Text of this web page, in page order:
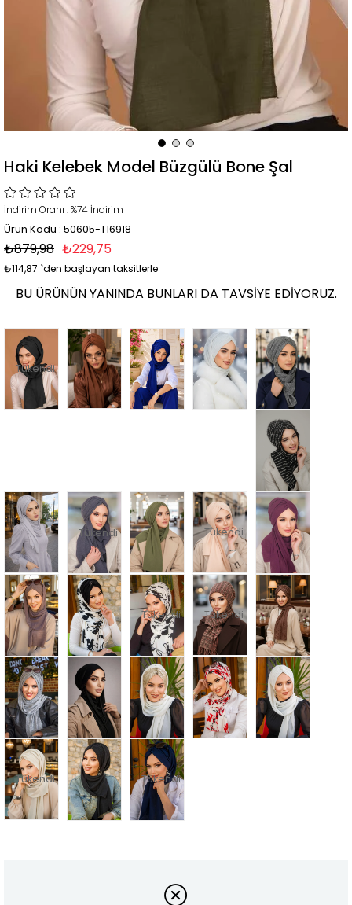
Haki Kelebek Model Büzgülü Bone Şal
İndirim Oranı :%74 İndirim
Ürün Kodu : 50605-T16918
₺879,98 ₺229,75
₺114,87 `den başlayan taksitlerle
BU ÜRÜNÜN YANINDA BUNLARI DA TAVSIYE EDIYORUZ.
Tükendi
Tükendi Tükendi
Tükendi Tükendi
Tükendi Tükendi